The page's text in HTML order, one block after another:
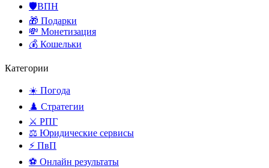
🛡️ВПН
🎁 Подарки
💸 Монетизация
💰 Кошельки
Категории
☀️ Погода
♟️ Стратегии
⚔️ РПГ
⚖️ Юридические сервисы
⚡ ПвП
⚽ Онлайн результаты